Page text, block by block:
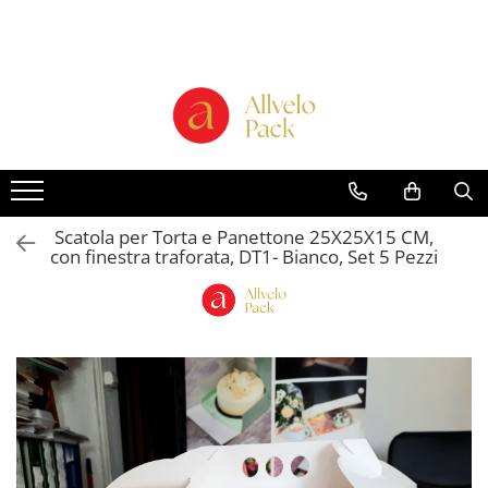
Scatole per Panettone e Torte
Scatole per Panettone e Torte con
Finestra
Scatole per Panettone e Torte
senza Finestra
Buste in Cartone per Regalo
incluso "Smart-Box"
Scatole Alte con Finestra per
Pasticcini
Scatole Alte senza Finestra per Mini
Pasticcini
Scatola per Torta e Panettone 25X25X15 CM,
con finestra traforata, DT1- Bianco, Set 5 Pezzi